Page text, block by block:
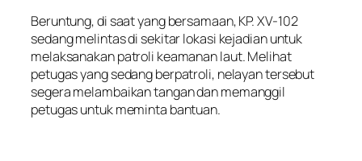
Beruntung, di saat yang bersamaan, KP. XV-102
sedang melintas di sekitar lokasi kejadian untuk
melaksanakan patroli keamanan laut. Melihat
petugas yang sedang berpatroli, nelayan tersebut
segera melambaikan tangan dan memanggil
petugas untuk meminta bantuan.